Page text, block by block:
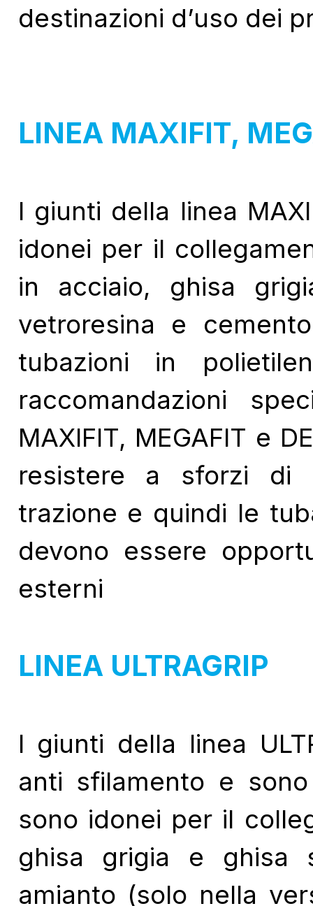
destinazioni d’uso dei
LINEA MAXIFIT,
I giunti della linea
idonei per il
in acciaio, ghisa
vetroresina e
tubazioni in
raccomandazioni
MAXIFIT, MEGAFIT e
resistere a sforzi di
trazione e quindi le
devono essere
esterni
LINEA ULTRAGRIP
I giunti della linea
anti sfilamento e
sono idonei per il
ghisa grigia e ghisa
amianto (solo nella